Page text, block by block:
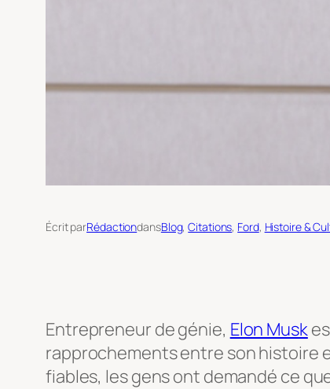
Écrit parRédactiondansBlog, Citations, Ford, Histoire &
Entrepreneur de génie, Elon Musk
rapprochements entre son histoire
fiables, les gens ont demandé ce